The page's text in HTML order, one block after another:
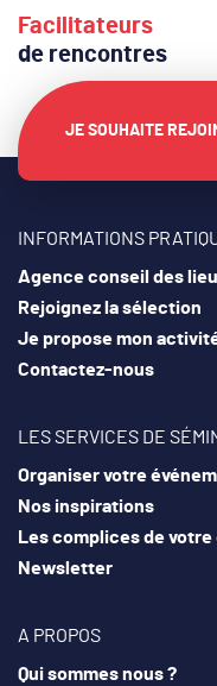
Facilitateurs
de rencontres
JE SOUHAITE
INFORMATIONS
Agence conseil des
Rejoignez la sélection
Je propose mon
Contactez-nous
LES SERVICES DE
Organiser votre
Nos inspirations
Les complices de
Newsletter
A PROPOS
Qui sommes nous ?